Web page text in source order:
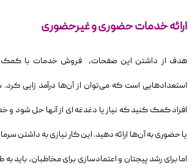
ارائه خدمات حضوری و غیرحضوری
هدف از داشتن این صفحات، فروش خدمات با کمک
استعدادهایی است که می‌توان از آن‌ها درآمد زایی کرد.
افراد کمک کنید که نیاز یا دغدغه ای از آنها حل شود و
یا حضوری به آن‌ها ارائه دهید. این کار نیازی به داشتن
اما برای رشد پیجتان و اعتمادسازی برای مخاطبان، باید